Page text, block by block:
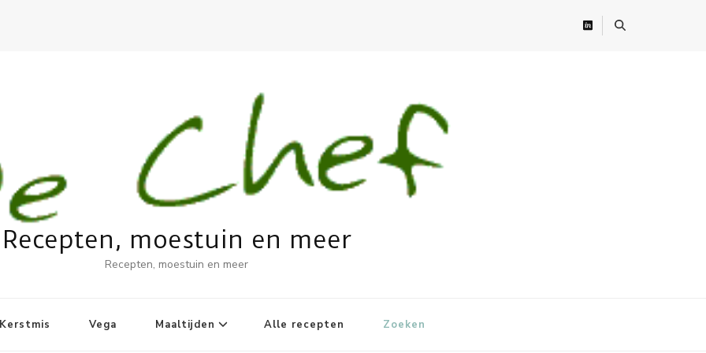
Recepten, moestuin en meer
Recepten, moestuin en meer
Vega Maaltijden Alle recepten Zoeken